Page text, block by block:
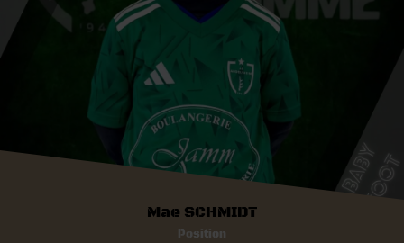
Mae SCHMIDT
Position